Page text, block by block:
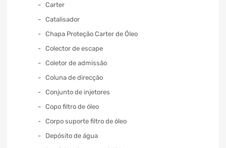
Carter
Catalisador
Chapa Proteção Carter de Óleo
Colector de escape
Coletor de admissão
Coluna de direcção
Conjunto de injetores
Copo filtro de óleo
Corpo suporte filtro de óleo
Depósito de água